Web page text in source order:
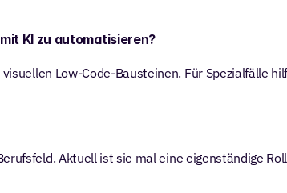
KI zu automatisieren?
Low-Code-Bausteinen. Für Spezialfälle
Aktuell ist sie mal eine eigenständige